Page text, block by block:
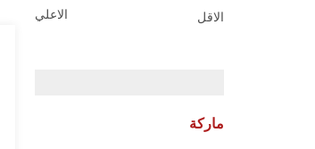
الاقل الاعلي
ماركة